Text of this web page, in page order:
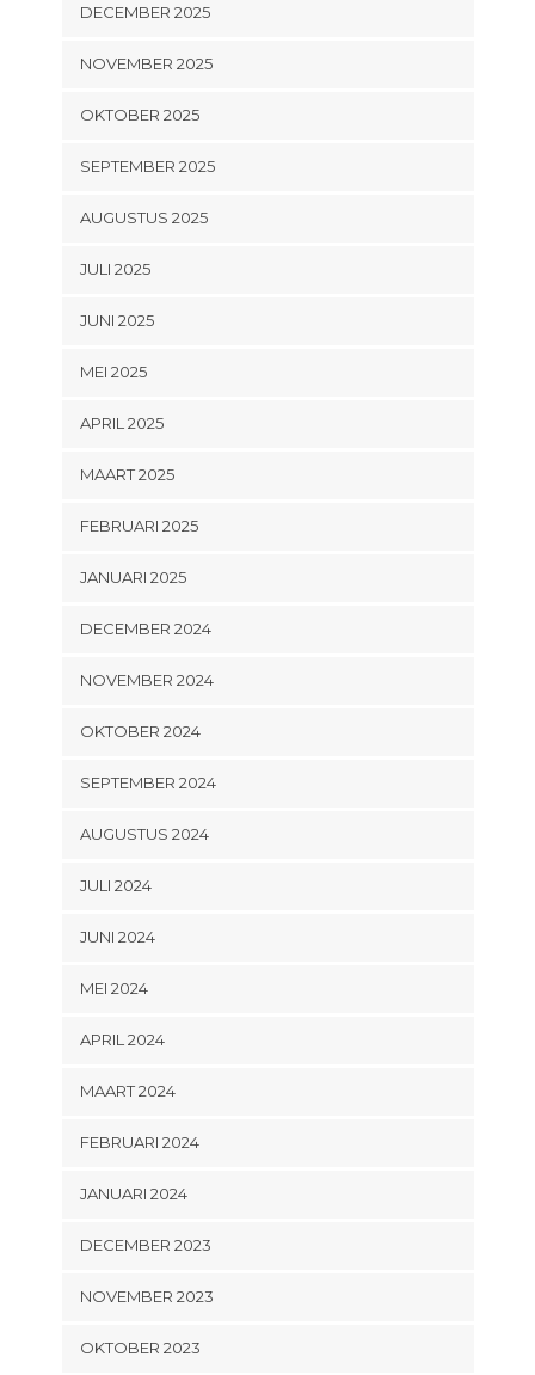
DECEMBER 2025
NOVEMBER 2025
OKTOBER 2025
SEPTEMBER 2025
AUGUSTUS 2025
JULI 2025
JUNI 2025
MEI 2025
APRIL 2025
MAART 2025
FEBRUARI 2025
JANUARI 2025
DECEMBER 2024
NOVEMBER 2024
OKTOBER 2024
SEPTEMBER 2024
AUGUSTUS 2024
JULI 2024
JUNI 2024
MEI 2024
APRIL 2024
MAART 2024
FEBRUARI 2024
JANUARI 2024
DECEMBER 2023
NOVEMBER 2023
OKTOBER 2023